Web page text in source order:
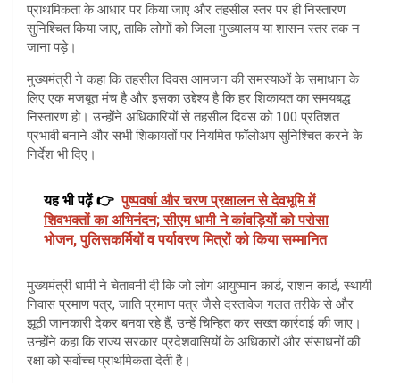
प्राथमिकता के आधार पर किया जाए और तहसील स्तर पर ही निस्तारण
सुनिश्चित किया जाए, ताकि लोगों को जिला मुख्यालय या शासन स्तर तक न
जाना पड़े।
मुख्यमंत्री ने कहा कि तहसील दिवस आमजन की समस्याओं के समाधान के
लिए एक मजबूत मंच है और इसका उद्देश्य है कि हर शिकायत का समयबद्ध
निस्तारण हो। उन्होंने अधिकारियों से तहसील दिवस को 100 प्रतिशत
प्रभावी बनाने और सभी शिकायतों पर नियमित फॉलोअप सुनिश्चित करने के
निर्देश भी दिए।
यह भी पढ़ें 👉 पुष्पवर्षा और चरण प्रक्षालन से देवभूमि में
शिवभक्तों का अभिनंदन; सीएम धामी ने कांवड़ियों को परोसा
भोजन, पुलिसकर्मियों व पर्यावरण मित्रों को किया सम्मानित
मुख्यमंत्री धामी ने चेतावनी दी कि जो लोग आयुष्मान कार्ड, राशन कार्ड, स्थायी
निवास प्रमाण पत्र, जाति प्रमाण पत्र जैसे दस्तावेज गलत तरीके से और
झूठी जानकारी देकर बनवा रहे हैं, उन्हें चिन्हित कर सख्त कार्रवाई की जाए।
उन्होंने कहा कि राज्य सरकार प्रदेशवासियों के अधिकारों और संसाधनों की
रक्षा को सर्वोच्च प्राथमिकता देती है।